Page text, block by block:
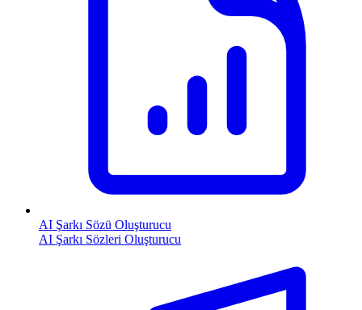
AI Şarkı Sözü Oluşturucu
AI Şarkı Sözleri Oluşturucu